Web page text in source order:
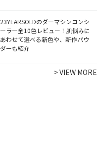
23YEARSOLDのダーマシンコンシ
ーラー全10色レビュー！肌悩みに
あわせて選べる新色や、新作パウ
ダーも紹介
>VIEW MORE